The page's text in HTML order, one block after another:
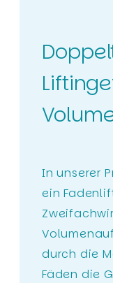
In unserer
ein
durch die
Fäden die